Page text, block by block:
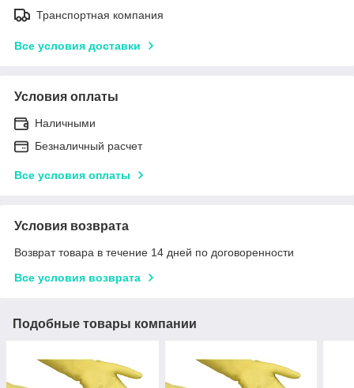
Транспортная компания
Все условия доставки
Условия оплаты
Наличными
Безналичный расчет
Все условия оплаты
Условия возврата
Возврат товара в течение 14 дней по договоренности
Все условия возврата
Подобные товары компании